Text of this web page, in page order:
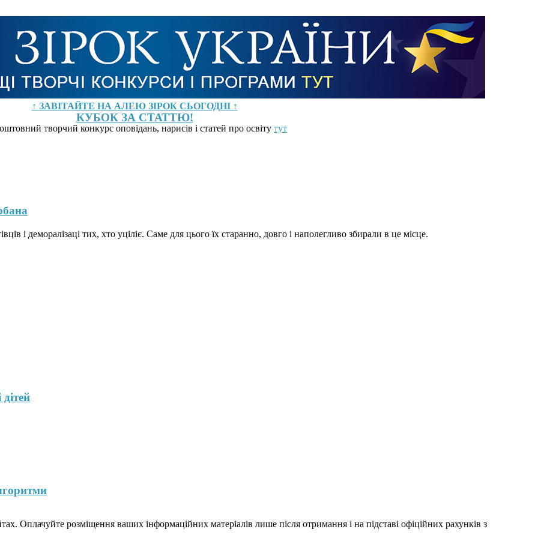
↑ ЗАВІТАЙТЕ НА АЛЕЮ ЗІРОК СЬОГОДНІ ↑
КУБОК ЗА СТАТТЮ!
творчий конкурс оповідань, нарисів і статей про освіту тут
і деморалізаці тих, хто уціліє. Саме для цього їх старанно, довго і наполегливо збирали в це місце.
Оплачуйте розміщення ваших інформаційних матеріалів лише після отримання і на підставі офіційних рахунків з